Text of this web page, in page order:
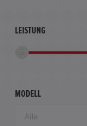
LEISTUNG
MODELL